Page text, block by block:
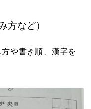
方など）
や書き順、漢字を